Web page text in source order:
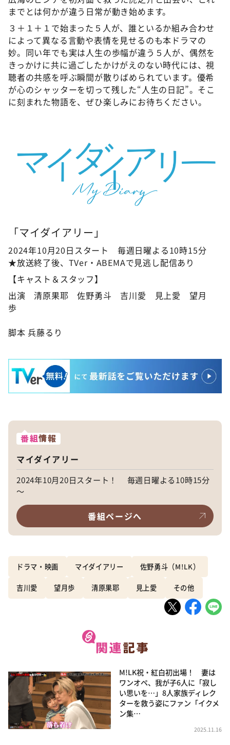
までとは何かが違う日常が動き始めます。
３＋１＋１で始まった５人が、誰といるか組み合わせ
によって異なる言動や表情を見せるのも本ドラマの
妙。同い年でも実は人生の歩幅が違う５人が、偶然を
きっかけに共に過ごしたかけがえのない時代には、視
聴者の共感を呼ぶ瞬間が散りばめられています。優希
が心のシャッターを切って残した“人生の日記”。そこ
に刻まれた物語を、ぜひ楽しみにお待ちください。
「マイダイアリー」
2024年10月20日スタート 毎週日曜よる10時15分
★放送終了後、TVer・ABEMAで見逃し配信あり
【キャスト＆スタッフ】
出演 清原果耶 佐野勇斗 吉川愛 見上愛 望月
歩
脚本 兵藤るり
番組情報
マイダイアリー
2024年10月20日スタート！ 毎週日曜よる10時15分
～
番組ページへ
ドラマ・映画 マイダイアリー 佐野勇斗（M!LK）
吉川愛 望月歩 清原果耶 見上愛 その他
M!LK祝・紅白初出場！ 妻は
ワンオペ、我が子6人に「寂し
い思いを…」8人家族ディレク
ターを救う姿にファン「イクメ
ン集…
2025.11.16